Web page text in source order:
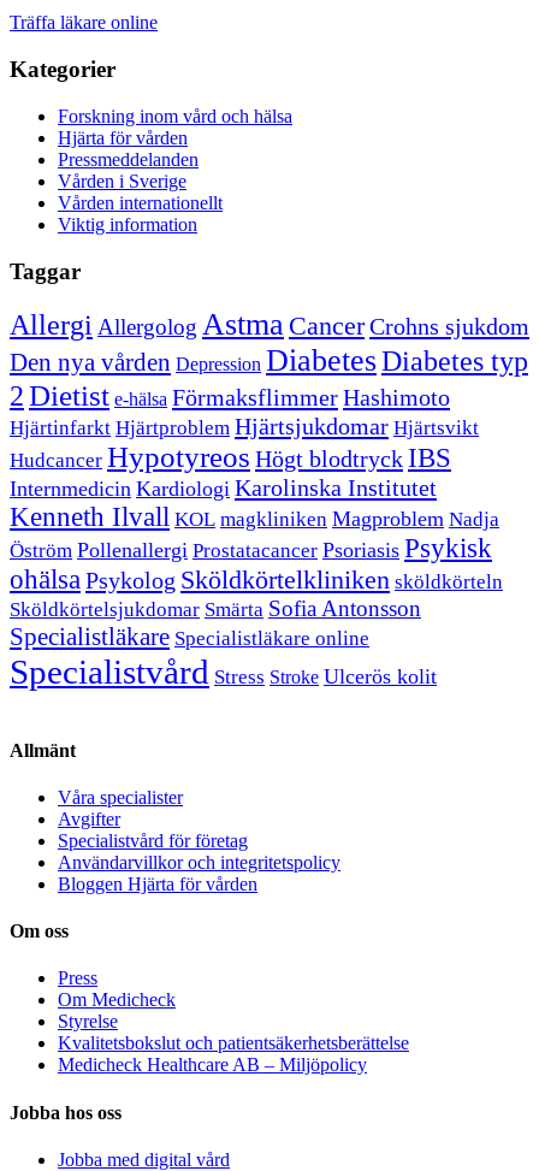
Träffa läkare online
Kategorier
Forskning inom vård och hälsa
Hjärta för vården
Pressmeddelanden
Vården i Sverige
Vården internationellt
Viktig information
Taggar
AllergiAllergolog Astma CancerCrohns sjukdom
Den nya vården Depression DiabetesDiabetes typ
2Dietist e-hälsa FörmaksflimmerHashimoto
Hjärtinfarkt Hjärtproblem Hjärtsjukdomar Hjärtsvikt
Hudcancer Hypotyreos Högt blodtryckIBS
Internmedicin Kardiologi Karolinska Institutet
Kenneth Ilvall KOL magkliniken Magproblem Nadja
Öström Pollenallergi Prostatacancer Psoriasis Psykisk
ohälsaPsykolog Sköldkörtelkliniken sköldkörteln
Sköldkörtelsjukdomar Smärta Sofia Antonsson
Specialistläkare Specialistläkare online
Specialistvård Stress Stroke Ulcerös kolit
Allmänt
Våra specialister
Avgifter
Specialistvård för företag
Användarvillkor och integritetspolicy
Bloggen Hjärta för vården
Om oss
Press
Om Medicheck
Styrelse
Kvalitetsbokslut och patientsäkerhetsberättelse
Medicheck Healthcare AB – Miljöpolicy
Jobba hos oss
Jobba med digital vård